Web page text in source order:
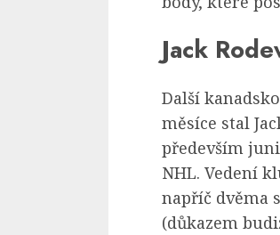
Jack
Další
měsíce stal
především
NHL. Vedení
napříč dvěma
(důkazem